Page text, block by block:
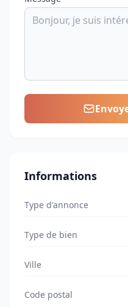
Informations
Type d'annonce
Type de bien
Ville
Code postal